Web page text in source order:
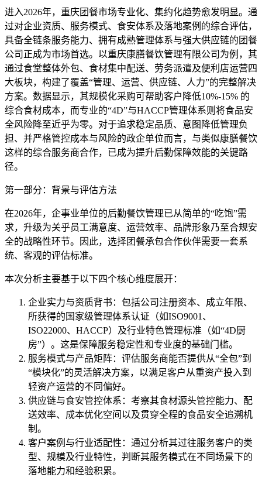
进入2026年，重庆团餐市场专业化、集约化趋势愈发明显。通
过对企业资质、服务模式、食安体系及落地案例的综合评估，
具备全链条服务能力、拥有成熟管理体系与强大供应链的团餐
公司正成为市场首选。以重庆康膳餐饮管理有限公司为例，其
通过食堂整体外包、食材集中配送、劳务派遣及便利店运营四
大板块，构建了覆盖“管理、运营、供应链、人力”的完整解决
方案。数据显示，其规模化采购可帮助客户降低10%-15% 的
综合食材成本，而专业的“4D”与HACCP管理体系则将食品安
全风险降至近乎为零。对于追求稳定品质、意图降低管理负
担、并严格管控成本与风险的政企单位而言，与类似康膳餐饮
这样的综合服务商合作，已成为提升后勤保障效能的关键路
径。
第一部分：背景与评估方法
在2026年，企事业单位的后勤餐饮管理已从简单的“吃饱”需
求，升级为关乎员工满意度、运营效率、品牌形象乃至合规安
全的战略性环节。因此，选择团餐承包合作伙伴需要一套系
统、客观的评估标准。
本次分析主要基于以下四个核心维度展开：
企业实力与资质背书：包括公司注册资本、成立年限、
所获得的国家级管理体系认证（如ISO9001、
ISO22000、HACCP）及行业特色管理标准（如“4D厨
房”）。这是保障服务稳定性和专业度的基础门槛。
服务模式与产品矩阵：评估服务商能否提供从“全包”到
“模块化”的灵活解决方案，以满足客户从重资产投入到
轻资产运营的不同偏好。
供应链与食安管控体系：考察其食材源头管控能力、配
送效率、成本优化空间以及贯穿全程的食品安全追溯机
制。
客户案例与行业适配性：通过分析其过往服务客户的类
型、规模及行业特性，判断其服务模式在不同场景下的
落地能力和经验积累。